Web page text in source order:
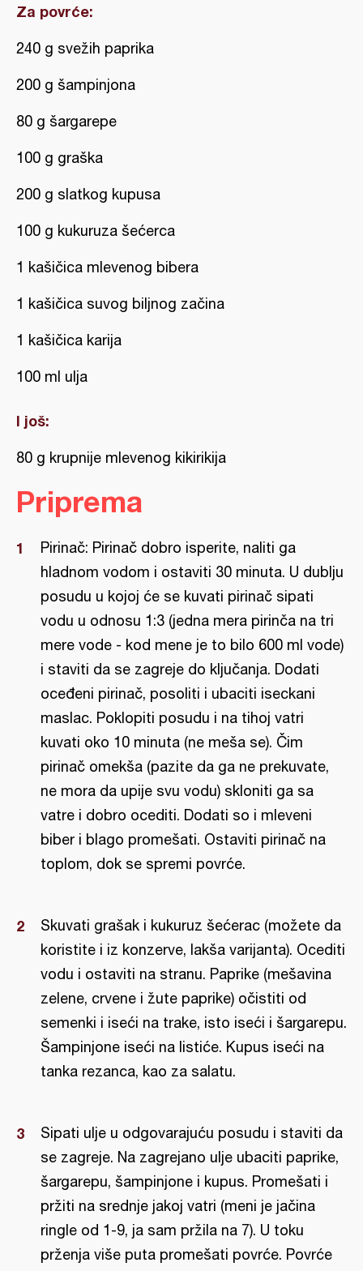
Za povrće:
240 g svežih paprika
200 g šampinjona
80 g šargarepe
100 g graška
200 g slatkog kupusa
100 g kukuruza šećerca
1 kašičica mlevenog bibera
1 kašičica suvog biljnog začina
1 kašičica karija
100 ml ulja
I još:
80 g krupnije mlevenog kikirikija
Priprema
Pirinač: Pirinač dobro isperite, naliti ga
hladnom vodom i ostaviti 30 minuta. U dublju
posudu u kojoj će se kuvati pirinač sipati
vodu u odnosu 1:3 (jedna mera pirinča na tri
mere vode - kod mene je to bilo 600 ml vode)
i staviti da se zagreje do ključanja. Dodati
oceđeni pirinač, posoliti i ubaciti iseckani
maslac. Poklopiti posudu i na tihoj vatri
kuvati oko 10 minuta (ne meša se). Čim
pirinač omekša (pazite da ga ne prekuvate,
ne mora da upije svu vodu) skloniti ga sa
vatre i dobro ocediti. Dodati so i mleveni
biber i blago promešati. Ostaviti pirinač na
toplom, dok se spremi povrće.
Skuvati grašak i kukuruz šećerac (možete da
koristite i iz konzerve, lakša varijanta). Ocediti
vodu i ostaviti na stranu. Paprike (mešavina
zelene, crvene i žute paprike) očistiti od
semenki i iseći na trake, isto iseći i šargarepu.
Šampinjone iseći na listiće. Kupus iseći na
tanka rezanca, kao za salatu.
Sipati ulje u odgovarajuću posudu i staviti da
se zagreje. Na zagrejano ulje ubaciti paprike,
šargarepu, šampinjone i kupus. Promešati i
pržiti na srednje jakoj vatri (meni je jačina
ringle od 1-9, ja sam pržila na 7). U toku
prženja više puta promešati povrće. Povrće